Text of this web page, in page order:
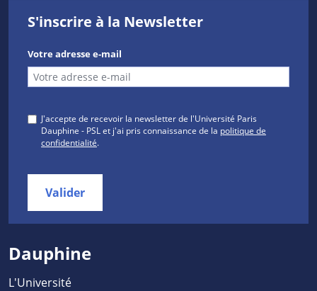
S'inscrire à la Newsletter
Votre adresse e-mail
J'accepte de recevoir la newsletter de l'Université Paris
Dauphine - PSL et j'ai pris connaissance de la politique de
confidentialité.
Valider
Dauphine
L'Université